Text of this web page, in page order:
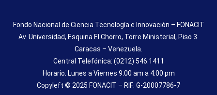
Fondo Nacional de Ciencia Tecnología e Innovación – FONACIT
Av. Universidad, Esquina El Chorro, Torre Ministerial, Piso 3.
Caracas – Venezuela.
Central Telefónica: (0212) 546.1411
Horario: Lunes a Viernes 9:00 am a 4:00 pm
Copyleft © 2025 FONACIT – RIF: G-20007786-7